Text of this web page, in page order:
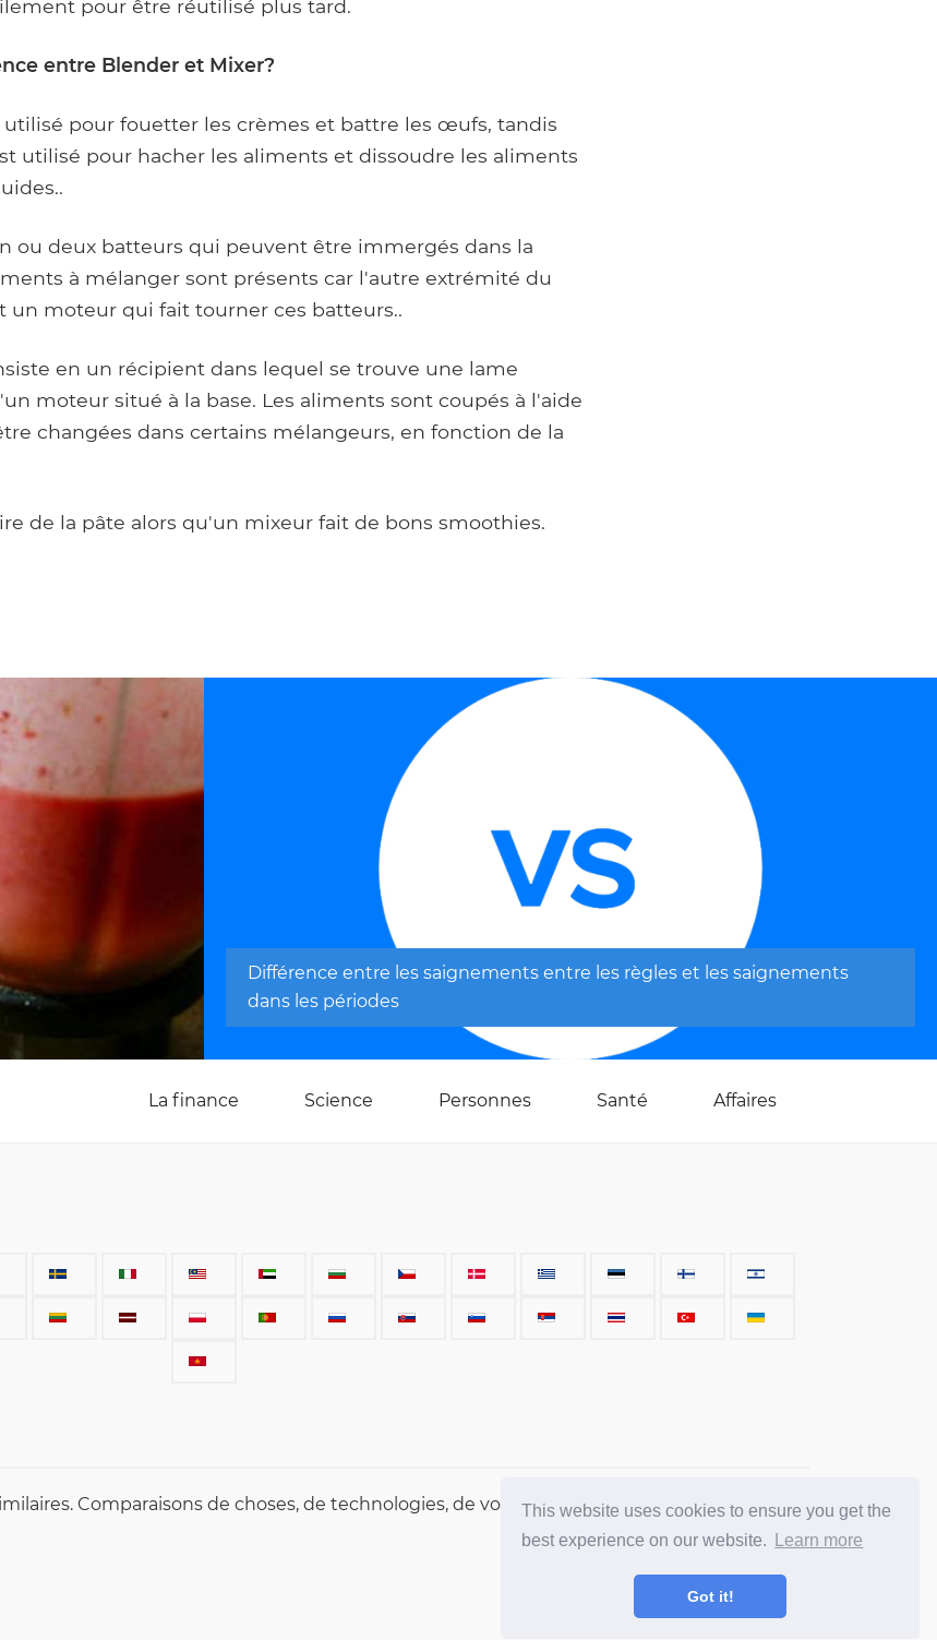
This website uses cookies to ensure you get the
best experience on our website.
Learn more
Got it!
pour être réutilisé plus tard.
entre Blender et Mixer?
utilisé pour fouetter les crèmes et battre les œufs, tandis
utilisé pour hacher les aliments et dissoudre les aliments
ou deux batteurs qui peuvent être immergés dans la
à mélanger sont présents car l'autre extrémité du
un moteur qui fait tourner ces batteurs..
en un récipient dans lequel se trouve une lame
moteur situé à la base. Les aliments sont coupés à l'aide
changées dans certains mélangeurs, en fonction de la
de la pâte alors qu'un mixeur fait de bons smoothies.
Différence entre les saignements entre les règles et les saignements
dans les périodes
La finance Science Personnes Santé Affaires
Comparaisons de choses, de technologies, de voitures, de termes, de personnes et